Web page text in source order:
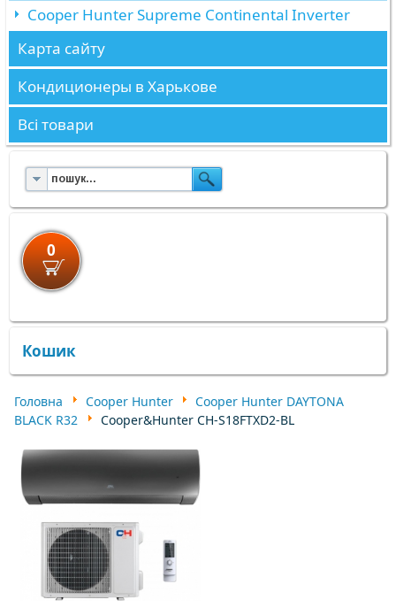
Cooper Hunter Supreme Continental Inverter
Карта сайту
Кондиционеры в Харькове
Всі товари
0
×
×
Кошик
Головна Cooper Hunter
Cooper Hunter DAYTONA
BLACK R32
Cooper&Hunter CH-S18FTXD2-BL